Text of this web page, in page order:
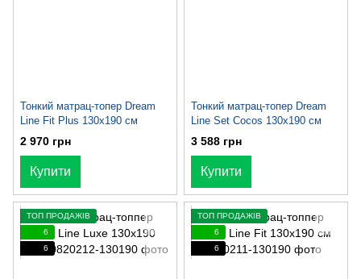
Тонкий матрац-топер Dream
Line Fit Plus 130х190 см
2 970 грн
Купити
Тонкий матрац-топер Dream
Line Set Cocos 130х190 см
3 588 грн
Купити
ТОП ПРОДАЖІВ
6
6
ТОП ПРОДАЖІВ
6
6